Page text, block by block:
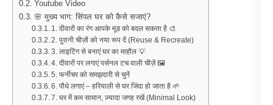
Youtube Video
🌸 मुख्य भाग: सिंपल घर को कैसे सजाएं?
1. दीवारों का रंग आपके मूड को बदल सकता है 🎨
2. पुरानी चीज़ों को नया रूप दें (Reuse & Recreate)
3. लाइटिंग से बनाएं घर का माहौल 💡
4. दीवारों पर लगाएं पर्सनल टच वाली चीज़ें 🖼️
5. फर्नीचर को समझदारी से चुनें
6. पौधे लगाएं – हरियाली से घर जिंदा हो जाता है 🌱
7. घर में कम सामान, ज़्यादा जगह रखें (Minimal Look)